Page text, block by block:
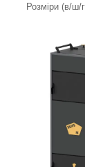
Розміри (в/